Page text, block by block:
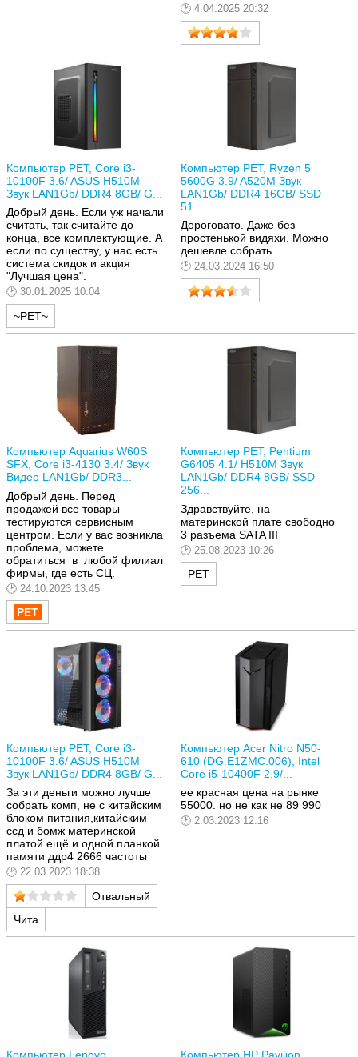
4.04.2025 20:32
Компьютер РЕТ, Core i3-
10100F 3.6/ ASUS H510M
Звук LAN1Gb/ DDR4 8GB/ G...
Добрый день. Если уж начали
считать, так считайте до
конца, все комплектующие. А
если по существу, у нас есть
система скидок и акция
"Лучшая цена".
30.01.2025 10:04
~РЕТ~
Компьютер РЕТ, Ryzen 5
5600G 3.9/ A520M Звук
LAN1Gb/ DDR4 16GB/ SSD
51...
Дороговато. Даже без
простенькой видяхи. Можно
дешевле собрать...
24.03.2024 16:50
Компьютер Aquarius W60S
SFX, Core i3-4130 3.4/ Звук
Видео LAN1Gb/ DDR3...
Добрый день. Перед
продажей все товары
тестируются сервисным
центром. Если у вас возникла
проблема, можете
обратиться в любой филиал
фирмы, где есть СЦ.
24.10.2023 13:45
Компьютер РЕТ, Pentium
G6405 4.1/ H510M Звук
LAN1Gb/ DDR4 8GB/ SSD
256...
Здравствуйте, на
материнской плате свободно
3 разъема SATA III
25.08.2023 10:26
РЕТ
Компьютер РЕТ, Core i3-
10100F 3.6/ ASUS H510M
Звук LAN1Gb/ DDR4 8GB/ G...
За эти деньги можно лучше
собрать комп, не с китайским
блоком питания,китайским
ссд и бомж материнской
платой ещё и одной планкой
памяти ддр4 2666 частоты
22.03.2023 18:38
Отвальный
Чита
Компьютер Acer Nitro N50-
610 (DG.E1ZMC.006), Intel
Core i5-10400F 2.9/...
ее красная цена на рынке
55000. но не как не 89 990
2.03.2023 12:16